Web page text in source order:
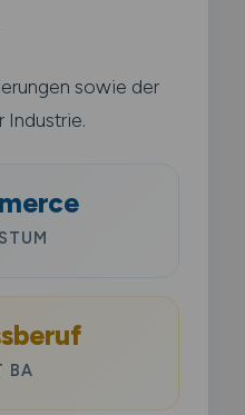
sowie der
Industrie.
BA